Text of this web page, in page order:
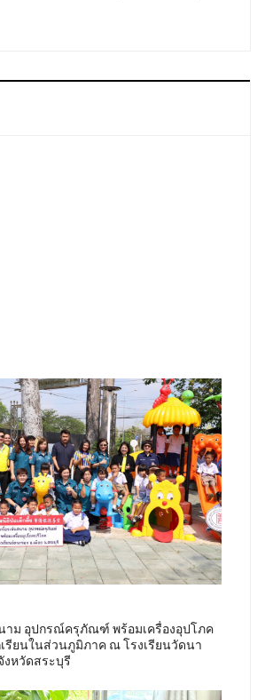
าม อุปกรณ์ครุภัณฑ์ พร้อมเครื่องอุปโภค
รียนในส่วนภูมิภาค ณ โรงเรียนวัดนา
งหวัดสระบุรี